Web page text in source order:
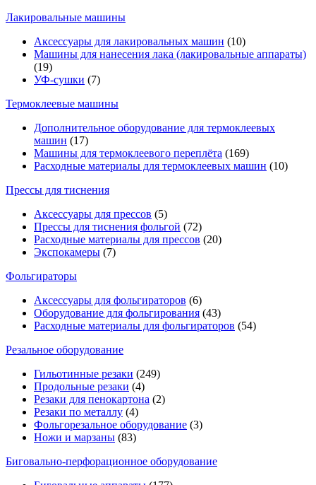
Лакировальные машины
Аксессуары для лакировальных машин (10)
Машины для нанесения лака (лакировальные аппараты)
(19)
УФ-сушки (7)
Термоклеевые машины
Дополнительное оборудование для термоклеевых
машин (17)
Машины для термоклеевого переплёта (169)
Расходные материалы для термоклеевых машин (10)
Прессы для тиснения
Аксессуары для прессов (5)
Прессы для тиснения фольгой (72)
Расходные материалы для прессов (20)
Экспокамеры (7)
Фольгираторы
Аксессуары для фольгираторов (6)
Оборудование для фольгирования (43)
Расходные материалы для фольгираторов (54)
Резальное оборудование
Гильотинные резаки (249)
Продольные резаки (4)
Резаки для пенокартона (2)
Резаки по металлу (4)
Фольгорезальное оборудование (3)
Ножи и марзаны (83)
Биговально-перфорационное оборудование